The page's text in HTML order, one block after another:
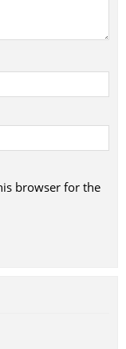
browser for the